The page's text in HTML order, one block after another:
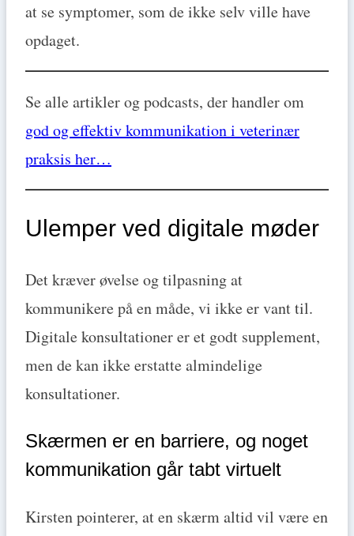
at se symptomer, som de ikke selv ville have
opdaget.
Se alle artikler og podcasts, der handler om
god og effektiv kommunikation i veterinær
praksis her…
Ulemper ved digitale møder
Det kræver øvelse og tilpasning at
kommunikere på en måde, vi ikke er vant til.
Digitale konsultationer er et godt supplement,
men de kan ikke erstatte almindelige
konsultationer.
Skærmen er en barriere, og noget
kommunikation går tabt virtuelt
Kirsten pointerer, at en skærm altid vil være en